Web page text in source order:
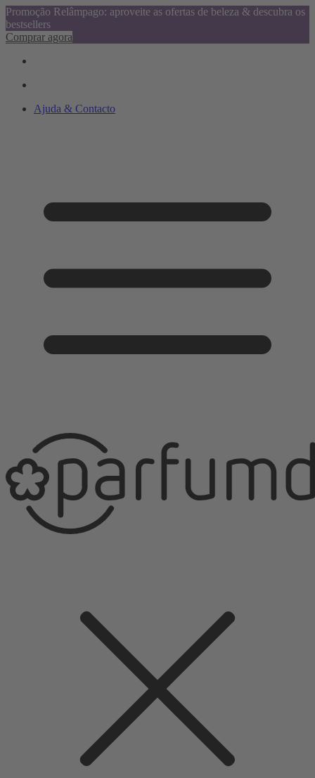
Promoção Relâmpago: aproveite as ofertas de beleza & descubra os
bestsellers
Comprar agora
Ajuda & Contacto